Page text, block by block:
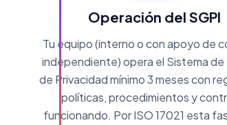
Operación del SGPI
Tu equipo (interno o con apoyo de
independiente) opera el Sistema
de Privacidad mínimo 3 meses con
políticas, procedimientos y
funcionando. Por ISO 17021 esta